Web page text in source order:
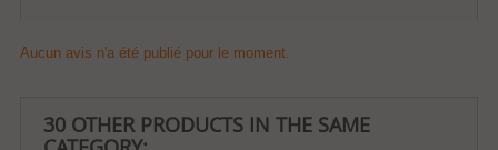
Aucun avis n'a été publié pour le moment.
30 OTHER PRODUCTS IN THE SAME